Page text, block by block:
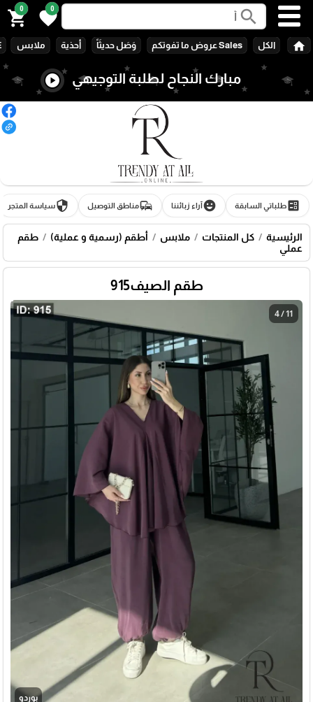
search
0
favorite
0
shopping_cart
home الكل Sales عروض ما تفوتكم وَصَل حديثَاً أحذية ملابس
مبارك النجاح لطلبة التوجيهي play_circle
ballotطلباتي السابقة emoji_emotionsآراء زبائننا commuteمناطق التوصيل securityسياسة المتجر
الرئيسية كل المنتجات ملابس أطقم (رسمية و عملية)
طقم
عملي
طقم الصيف915
4 / 11
بوردو